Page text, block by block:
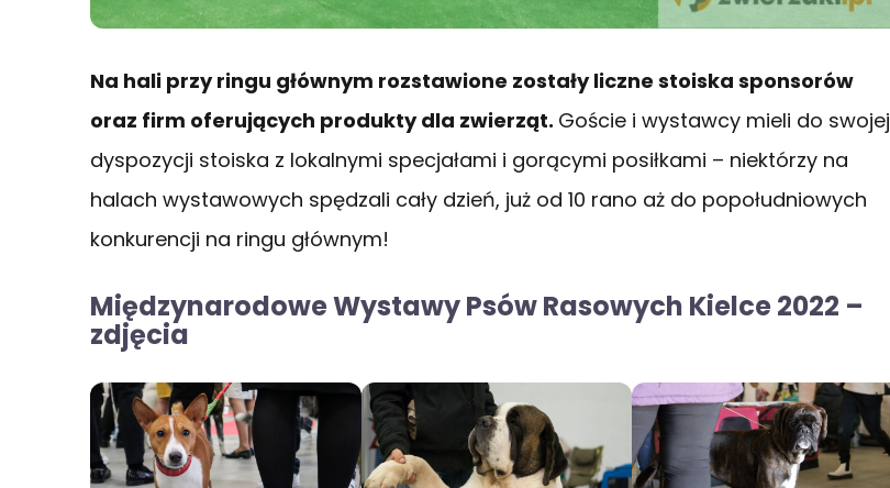
Na hali przy ringu głównym rozstawione zostały liczne stoiska sponsorów
oraz firm oferujących produkty dla zwierząt. Goście i wystawcy mieli do swojej
dyspozycji stoiska z lokalnymi specjałami i gorącymi posiłkami – niektórzy na
halach wystawowych spędzali cały dzień, już od 10 rano aż do popołudniowych
konkurencji na ringu głównym!
Międzynarodowe Wystawy Psów Rasowych Kielce 2022 –
zdjęcia